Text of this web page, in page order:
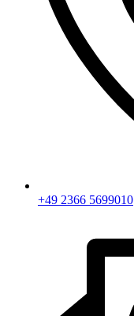
+49 2366 5699010